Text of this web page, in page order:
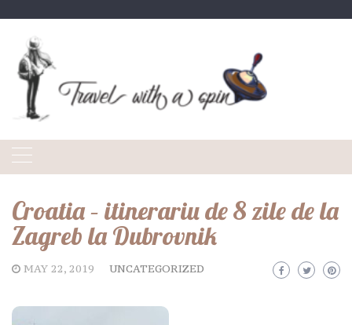
content
Croatia – itinerariu de 8 zile de la
Zagreb la Dubrovnik
MAY 22, 2019 UNCATEGORIZED